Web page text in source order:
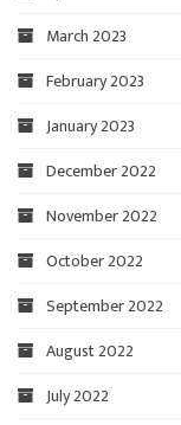
March 2023
February 2023
January 2023
December 2022
November 2022
October 2022
September 2022
August 2022
July 2022